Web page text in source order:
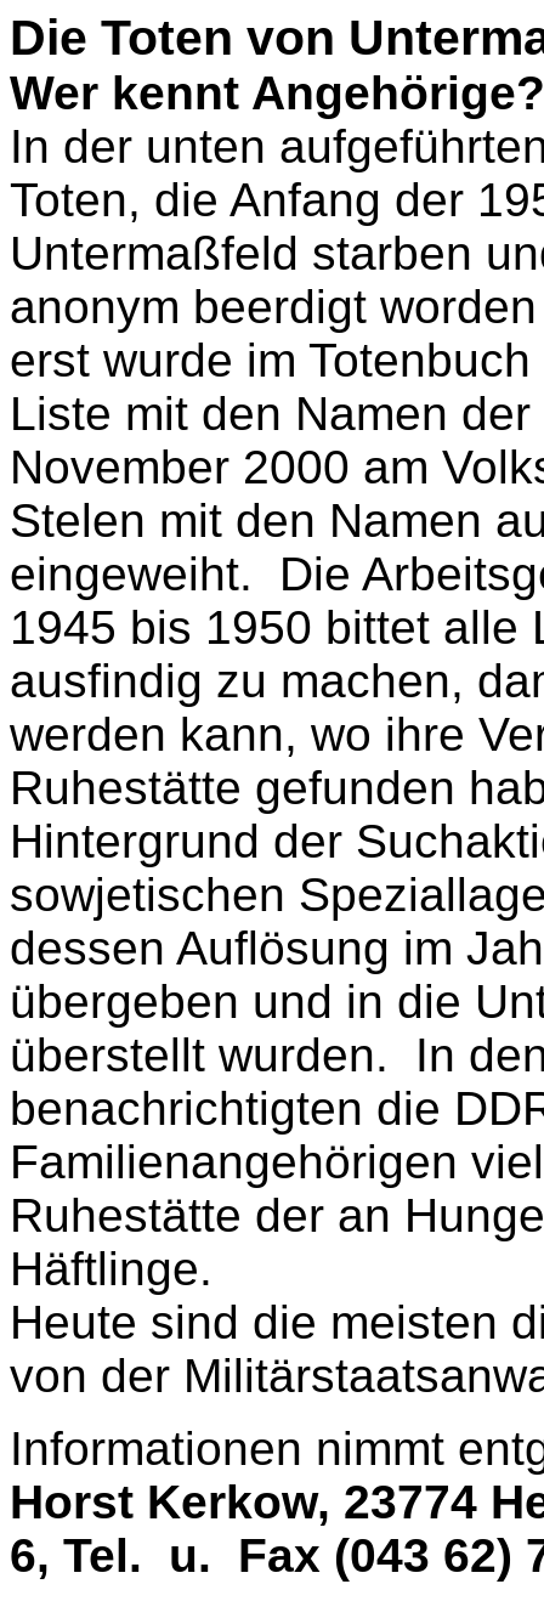
Die Toten von
Wer kennt Angehörige?
In der unten
Toten, die Anfang der
Untermaßfeld starben
anonym beerdigt
erst wurde im
Liste mit den Namen
November 2000 am
Stelen mit den Namen
eingeweiht. Die
1945 bis 1950 bittet alle
ausfindig zu machen,
werden kann, wo ihre
Ruhestätte gefunden
Hintergrund der
sowjetischen
dessen Auflösung im
übergeben und in die
überstellt wurden. In
benachrichtigten die
Familienangehörigen
Ruhestätte der an
Häftlinge.
Heute sind die meisten
von der
Informationen nimmt
Horst Kerkow, 23774
6, Tel. u. Fax (043 62)